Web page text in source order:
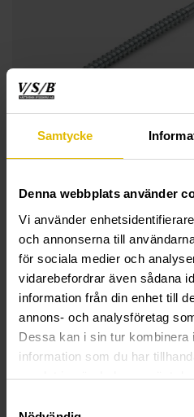
Samtycke
Denna webbplats använder
Vi använder
och annonserna till
för sociala medier och
vidarebefordrar även sådana
information från din enhet till
annons- och analysföretag
Dessa kan i sin tur kombinera
information som du har
samlat in när du har använt
El-lekteskrue til trelekt